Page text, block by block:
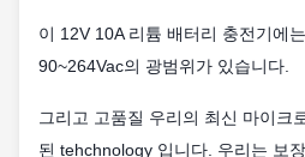
이 12V 10A 리튬 배터리 충전기에
90~264Vac의 광범위가 있습니다.
그리고 고품질 우리의 최신 마이크
된 tehchnology 입니다. 우리는 보